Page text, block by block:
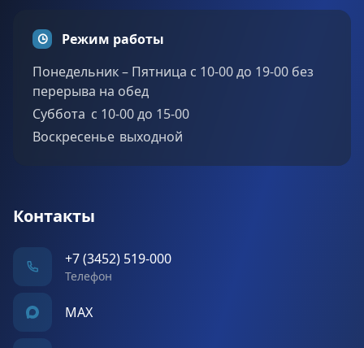
Режим работы
Понедельник – Пятница с 10-00 до 19-00 без
перерыва на обед
Суббота c 10-00 до 15-00
Воскресенье выходной
Контакты
+7 (3452) 519-000
Телефон
MAX